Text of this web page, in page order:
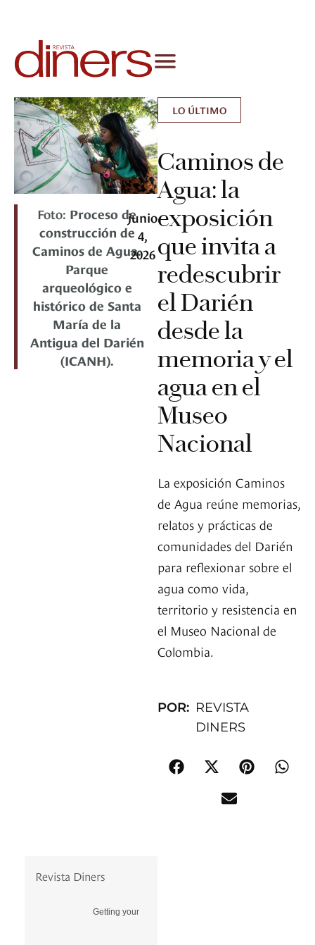
Foto: Proceso de
construcción de
Caminos de Agua.
Parque
arqueológico e
histórico de Santa
María de la
Antigua del Darién
(ICANH).
junio
4,
2026
LO ÚLTIMO
Caminos de
Agua: la
exposición
que invita a
redescubrir
el Darién
desde la
memoria y el
agua en el
Museo
Nacional
La exposición Caminos
de Agua reúne memorias,
relatos y prácticas de
comunidades del Darién
para reflexionar sobre el
agua como vida,
territorio y resistencia en
el Museo Nacional de
Colombia.
POR: REVISTA
DINERS
Revista Diners
Getting your